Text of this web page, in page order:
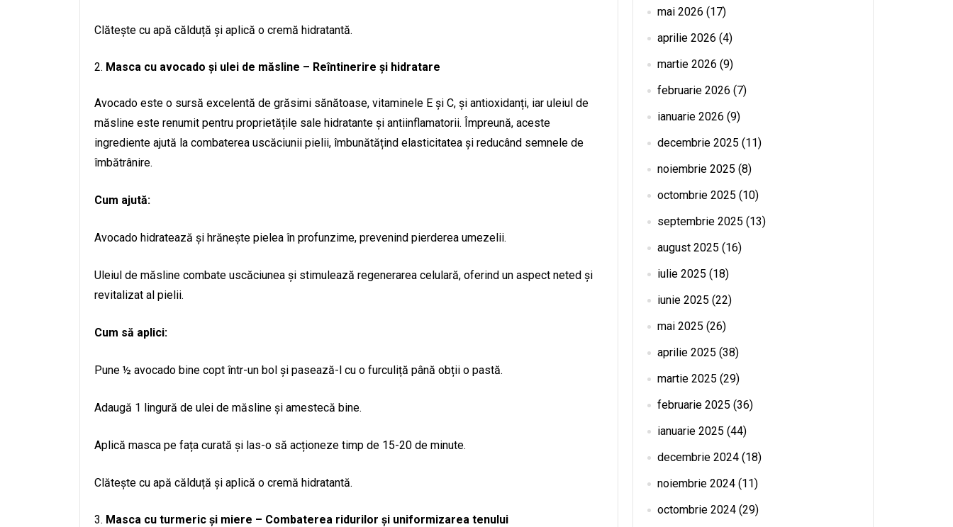
Clătește cu apă călduță și aplică o cremă hidratantă.
Masca cu avocado și ulei de măsline – Reîntinerire și hidratare
Avocado este o sursă excelentă de grăsimi sănătoase, vitaminele E și C, și antioxidanți, iar uleiul de
măsline este renumit pentru proprietățile sale hidratante și antiinflamatorii. Împreună, aceste
ingrediente ajută la combaterea uscăciunii pielii, îmbunătățind elasticitatea și reducând semnele de
îmbătrânire.
Cum ajută:
Avocado hidratează și hrănește pielea în profunzime, prevenind pierderea umezelii.
Uleiul de măsline combate uscăciunea și stimulează regenerarea celulară, oferind un aspect neted și
revitalizat al pielii.
Cum să aplici:
Pune ½ avocado bine copt într-un bol și pasează-l cu o furculiță până obții o pastă.
Adaugă 1 lingură de ulei de măsline și amestecă bine.
Aplică masca pe fața curată și las-o să acționeze timp de 15-20 de minute.
Clătește cu apă călduță și aplică o cremă hidratantă.
Masca cu turmeric și miere – Combaterea ridurilor și uniformizarea tenului
mai 2026 (17)
aprilie 2026 (4)
martie 2026 (9)
februarie 2026 (7)
ianuarie 2026 (9)
decembrie 2025 (11)
noiembrie 2025 (8)
octombrie 2025 (10)
septembrie 2025 (13)
august 2025 (16)
iulie 2025 (18)
iunie 2025 (22)
mai 2025 (26)
aprilie 2025 (38)
martie 2025 (29)
februarie 2025 (36)
ianuarie 2025 (44)
decembrie 2024 (18)
noiembrie 2024 (11)
octombrie 2024 (29)